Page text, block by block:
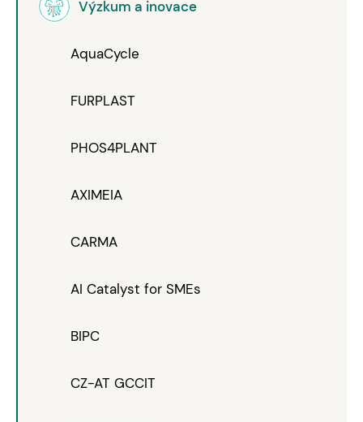
Výzkum a inovace
AquaCycle
FURPLAST
PHOS4PLANT
AXIMEIA
CARMA
AI Catalyst for SMEs
BIPC
CZ-AT GCCIT